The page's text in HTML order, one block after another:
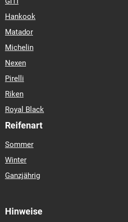
Hankook
Matador
Michelin
Nexen
Pirelli
Riken
Royal Black
Reifenart
Sommer
Winter
Ganzjährig
Hinweise